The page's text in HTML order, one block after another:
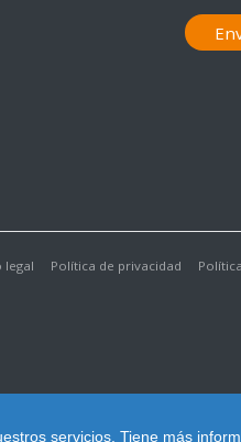
servicios. Tiene más
legal Política de privacidad